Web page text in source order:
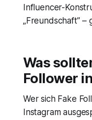
Influencer-
„Freundschaft”
Was
Follower
Wer sich Fake
Instagram